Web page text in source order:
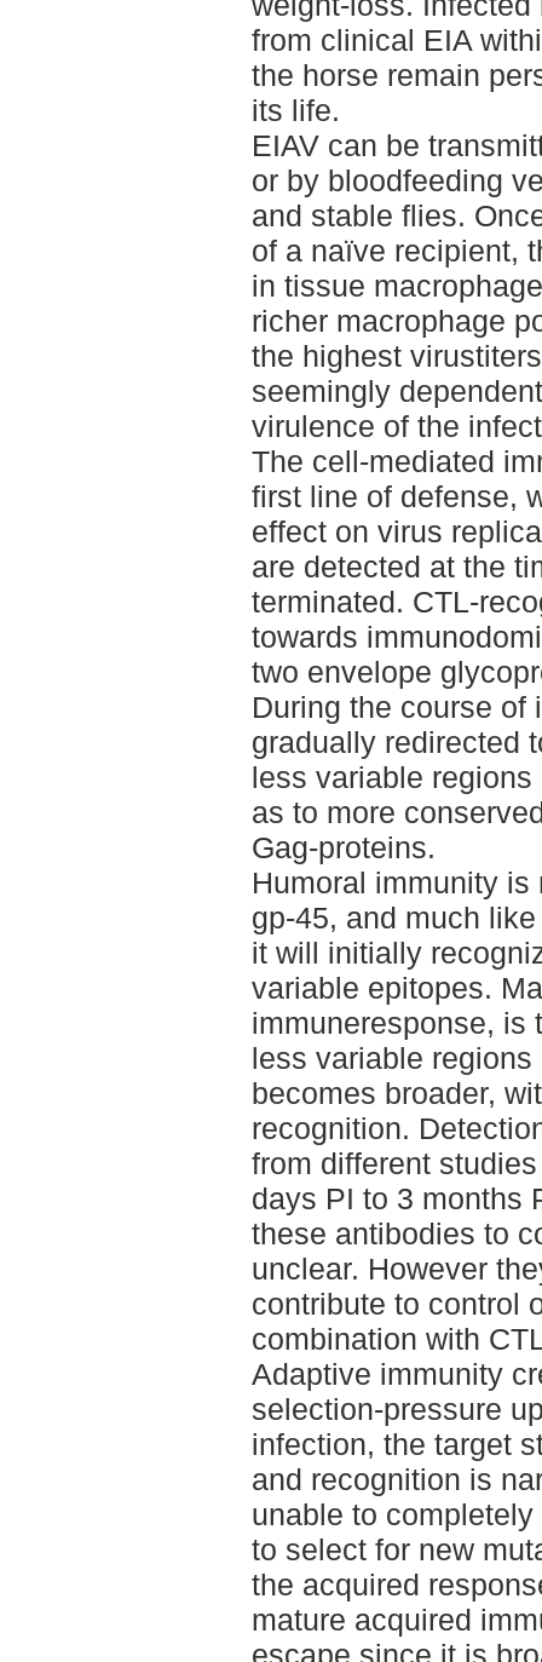
from clinical EIA
the horse remain
its life.
EIAV can be
or by bloodfeeding
and stable flies.
of a naïve recipient,
in tissue
richer macrophage
the highest
seemingly
virulence of the
The cell-mediated
first line of defense,
effect on virus
are detected at the
terminated. CTL-
towards
two envelope
During the course of
gradually redirected
less variable
as to more
Gag-proteins.
Humoral immunity
gp-45, and much
it will initially
variable epitopes.
immuneresponse, is
less variable
becomes broader,
recognition.
from different
days PI to 3 months
these antibodies to
unclear. However
contribute to control
combination with
Adaptive immunity
selection-pressure
infection, the target
and recognition is
unable to
to select for new
the acquired
mature acquired
escape since it is